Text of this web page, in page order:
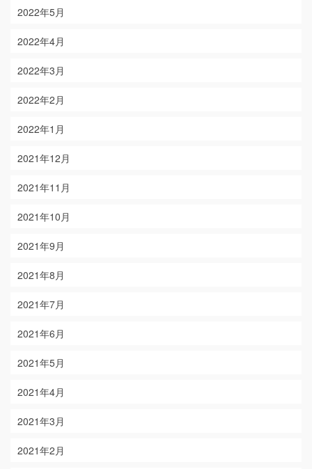
2022年5月
2022年4月
2022年3月
2022年2月
2022年1月
2021年12月
2021年11月
2021年10月
2021年9月
2021年8月
2021年7月
2021年6月
2021年5月
2021年4月
2021年3月
2021年2月